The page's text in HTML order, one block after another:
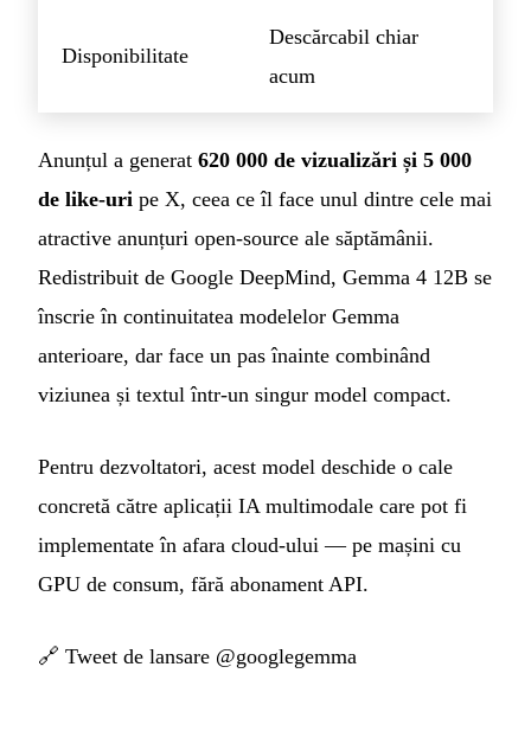
Disponibilitate
Descărcabil chiar
acum
Anunțul a generat 620 000 de vizualizări și 5 000
de like-uri pe X, ceea ce îl face unul dintre cele mai
atractive anunțuri open-source ale săptămânii.
Redistribuit de Google DeepMind, Gemma 4 12B se
înscrie în continuitatea modelelor Gemma
anterioare, dar face un pas înainte combinând
viziunea și textul într-un singur model compact.
Pentru dezvoltatori, acest model deschide o cale
concretă către aplicații IA multimodale care pot fi
implementate în afara cloud-ului — pe mașini cu
GPU de consum, fără abonament API.
🔗 Tweet de lansare @googlegemma